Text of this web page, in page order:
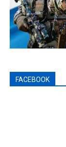
FACEBOOK